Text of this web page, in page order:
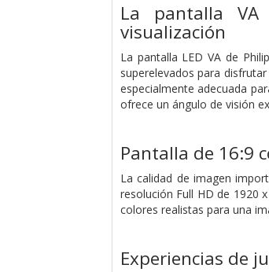
La pantalla VA
visualización
La pantalla LED VA de
superelevados para
especialmente adecuada
ofrece un ángulo de visión
Pantalla de 16:9
La calidad de imagen
resolución Full HD de 1920
colores realistas para una
Experiencias de